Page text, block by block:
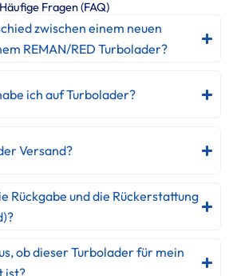
Häufige Fragen (FAQ)
zwischen einem neuen
REMAN/RED Turbolader?
ich auf Turbolader?
Versand?
Rückgabe und die Rückerstattung
ob dieser Turbolader für mein